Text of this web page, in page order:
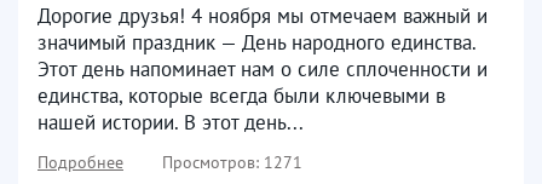
Дорогие друзья! 4 ноября мы отмечаем важный и
значимый праздник — День народного единства.
Этот день напоминает нам о силе сплоченности и
единства, которые всегда были ключевыми в
нашей истории. В этот день...
Подробнее Просмотров: 1271